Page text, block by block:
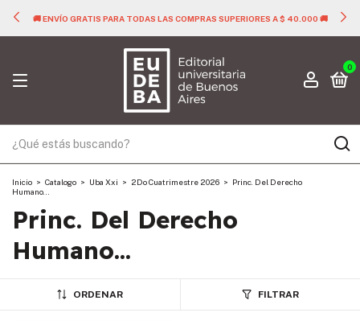
🚚 ENVÍO GRATIS PARA TODAS LAS COMPRAS SUPERIORES A $ 40.000 🚚
0
Inicio > Catalogo > Uba Xxi > 2Do Cuatrimestre 2026 > Princ. Del Derecho
Humano...
Princ. Del Derecho
Humano...
ORDENAR FILTRAR